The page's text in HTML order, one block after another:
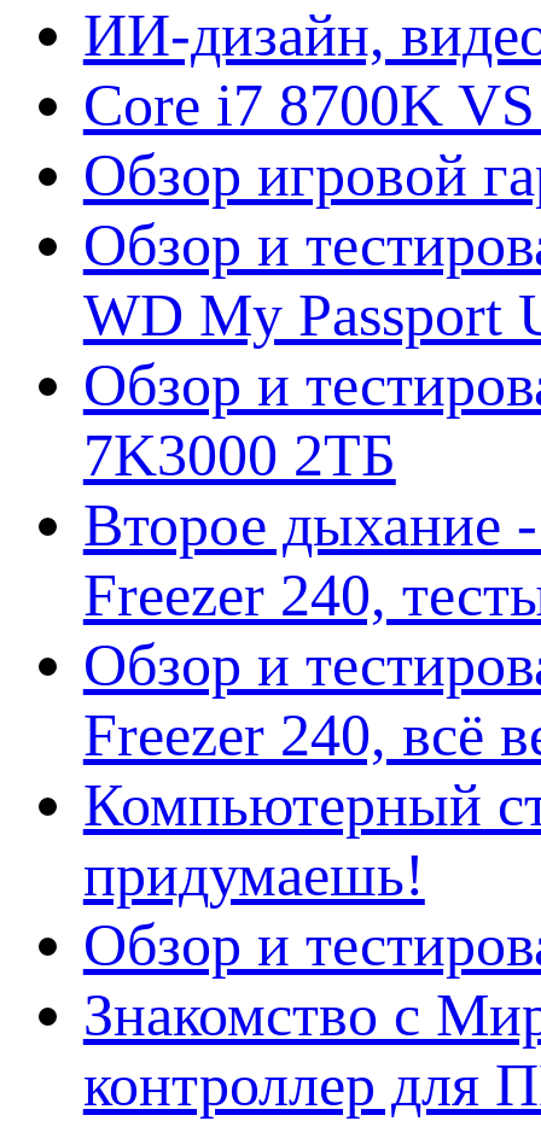
ИИ-дизайн,
Core i7 8700K
Обзор игровой
Обзор и
WD My Passport
Обзор и
7K3000 2ТБ
Второе дыхание
Freezer 240,
Обзор и
Freezer 240, всё
Компьютерный
придумаешь!
Обзор и
Знакомство с
контроллер для